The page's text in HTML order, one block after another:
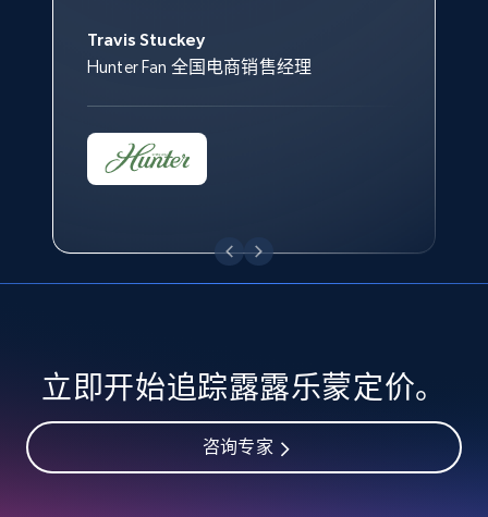
Seller reviews, Breadcrumbs, Root category, and
more.
URL, Product id, Title, Seller name, Seller rating,
Seller reviews, Breadcrumbs, Root category, and
358+ 立即开始
Google Shopping
Travis Stuckey
Hunter Fan 全国电商销售经理
Overstock 的客户战略与洞察总监
立即开始追踪露露乐蒙定价。
咨询专家